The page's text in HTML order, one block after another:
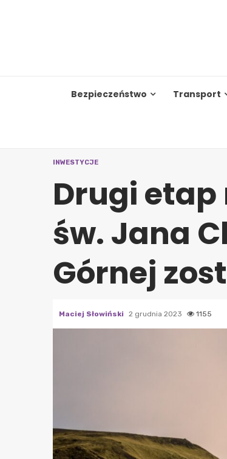
Bezpieczeństwo Transport
INWESTYCJE
Drugi etap
św. Jana
Górnej
Maciej Słowiński 2 grudnia 2023 1155